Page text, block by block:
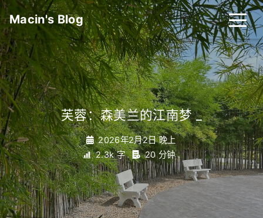
Macin's Blog
芙蓉：森美兰的江南梦_
2026年2月2日 晚上
2.3k 字
20 分钟